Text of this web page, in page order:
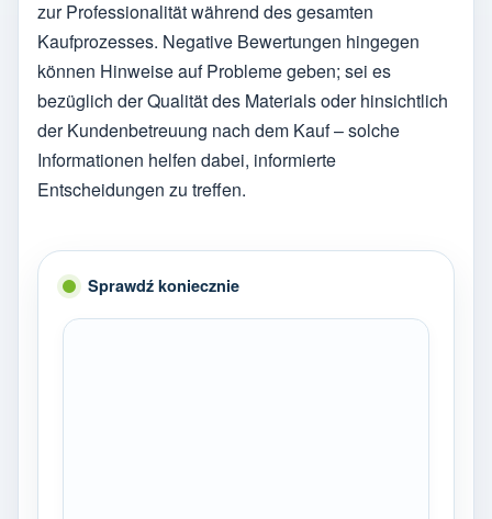
zur Professionalität während des gesamten
Kaufprozesses. Negative Bewertungen hingegen
können Hinweise auf Probleme geben; sei es
bezüglich der Qualität des Materials oder hinsichtlich
der Kundenbetreuung nach dem Kauf – solche
Informationen helfen dabei, informierte
Entscheidungen zu treffen.
Sprawdź koniecznie